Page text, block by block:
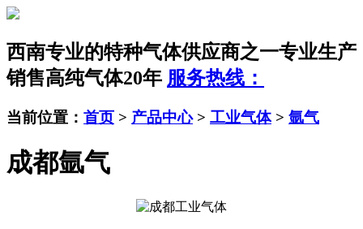
西南专业的特种气体供应商之一专业生产
销售高纯气体20年 服务热线：
当前位置： 首页 > 产品中心> 工业气体> 氩气
成都氩气